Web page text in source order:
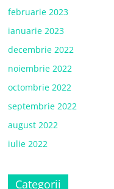
februarie 2023
ianuarie 2023
decembrie 2022
noiembrie 2022
octombrie 2022
septembrie 2022
august 2022
iulie 2022
Categorii